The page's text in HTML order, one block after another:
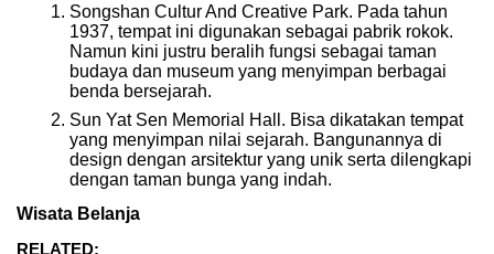
Songshan Cultur And Creative Park. Pada tahun
1937, tempat ini digunakan sebagai pabrik rokok.
Namun kini justru beralih fungsi sebagai taman
budaya dan museum yang menyimpan berbagai
benda bersejarah.
Sun Yat Sen Memorial Hall. Bisa dikatakan tempat
yang menyimpan nilai sejarah. Bangunannya di
design dengan arsitektur yang unik serta dilengkapi
dengan taman bunga yang indah.
Wisata Belanja
RELATED: